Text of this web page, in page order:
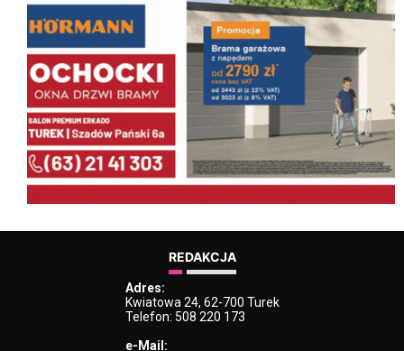
REDAKCJA
Adres:
Kwiatowa 24, 62-700 Turek
Telefon: 508 220 173
e-Mail: